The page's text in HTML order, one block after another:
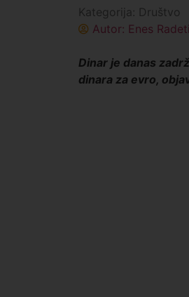
Kategorija: Društvo
Autor: Enes
Dinar je danas
dinara za evro,